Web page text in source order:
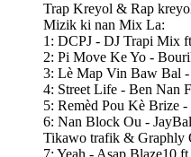
Trap Kreyol & Rap
Mizik ki nan Mix La:
1: DCPJ - DJ Trapi Mix
2: Pi Move Ke Yo -
3: Lè Map Vin Baw Bal
4: Street Life - Ben Nan
5: Remèd Pou Kè Brize
6: Nan Block Ou -
Tikawo trafik & Graphly